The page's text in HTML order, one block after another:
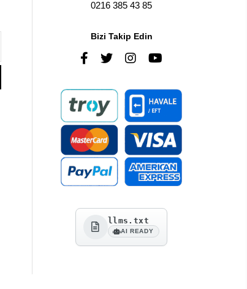
0216 385 43 85
Bizi Takip Edin
llms.txt
AI READY